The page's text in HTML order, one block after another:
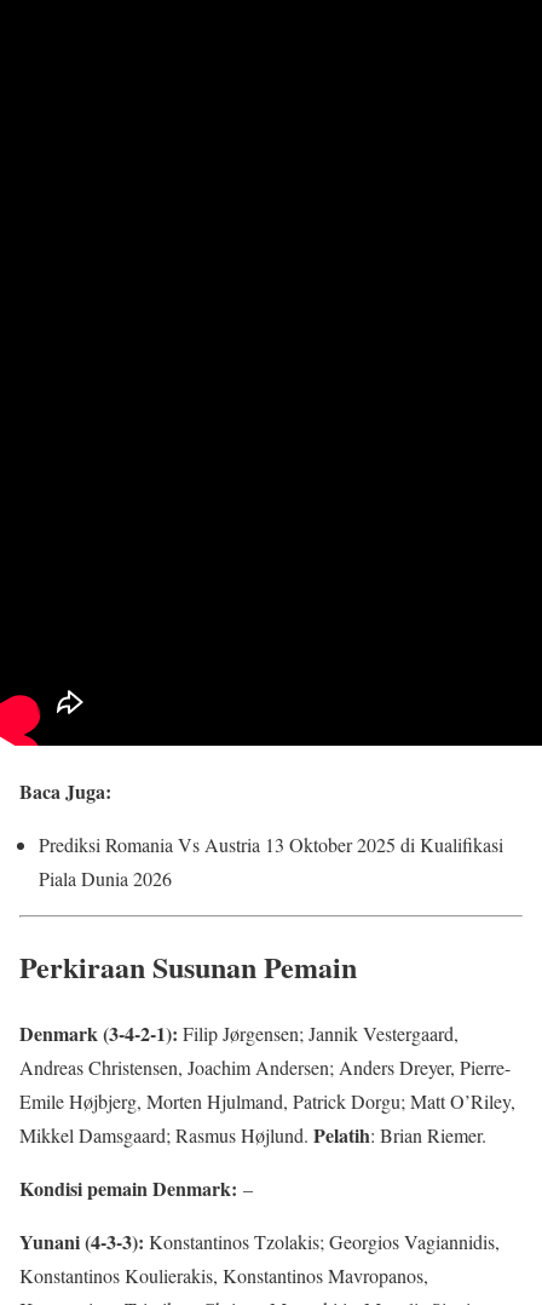
Baca Juga:
Prediksi Romania Vs Austria 13 Oktober 2025 di Kualifikasi
Piala Dunia 2026
Perkiraan Susunan Pemain
Denmark (3-4-2-1): Filip Jørgensen; Jannik Vestergaard,
Andreas Christensen, Joachim Andersen; Anders Dreyer, Pierre-
Emile Højbjerg, Morten Hjulmand, Patrick Dorgu; Matt O’Riley,
Mikkel Damsgaard; Rasmus Højlund. Pelatih: Brian Riemer.
Kondisi pemain Denmark: –
Yunani (4-3-3): Konstantinos Tzolakis; Georgios Vagiannidis,
Konstantinos Koulierakis, Konstantinos Mavropanos,